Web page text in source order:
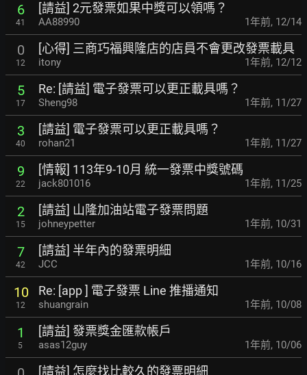
6
41
[請益] 2元發票如果中獎可以領嗎？
AA88990 1年前, 12/14
0
12
[心得] 三商巧福興隆店的店員不會更改發票載具
itony 1年前, 12/12
5
17
Re: [請益] 電子發票可以更正載具嗎？
Sheng98 1年前, 11/27
3
40
[請益] 電子發票可以更正載具嗎？
rohan21 1年前, 11/27
9
22
[情報] 113年9-10月 統一發票中獎號碼
jack801016 1年前, 11/25
2
15
[請益] 山隆加油站電子發票問題
johneypetter 1年前, 10/31
7
42
[請益] 半年內的發票明細
JCC 1年前, 10/16
10
12
Re: [app ] 電子發票 Line 推播通知
shuangrain 1年前, 10/08
1
5
[請益] 發票獎金匯款帳戶
asas12guy 1年前, 10/06
[請益] 怎麼找比較久的發票明細